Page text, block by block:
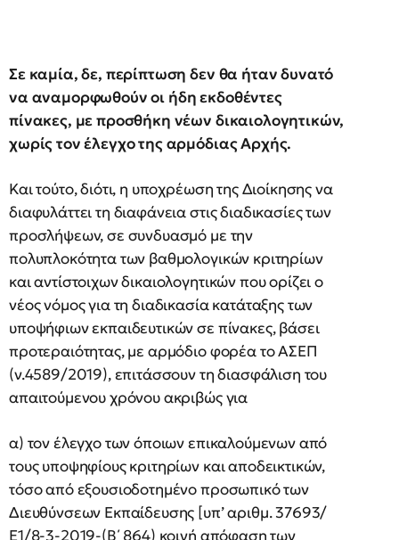
Σε καμία, δε, περίπτωση δεν θα ήταν δυνατό
να αναμορφωθούν οι ήδη εκδοθέντες
πίνακες, με προσθήκη νέων δικαιολογητικών,
χωρίς τον έλεγχο της αρμόδιας Αρχής.
Και τούτο, διότι, η υποχρέωση της Διοίκησης να
διαφυλάττει τη διαφάνεια στις διαδικασίες των
προσλήψεων, σε συνδυασμό με την
πολυπλοκότητα των βαθμολογικών κριτηρίων
και αντίστοιχων δικαιολογητικών που ορίζει ο
νέος νόμος για τη διαδικασία κατάταξης των
υποψήφιων εκπαιδευτικών σε πίνακες, βάσει
προτεραιότητας, με αρμόδιο φορέα το ΑΣΕΠ
(ν.4589/2019), επιτάσσουν τη διασφάλιση του
απαιτούμενου χρόνου ακριβώς για
α) τον έλεγχο των όποιων επικαλούμενων από
τους υποψηφίους κριτηρίων και αποδεικτικών,
τόσο από εξουσιοδοτημένο προσωπικό των
Διευθύνσεων Εκπαίδευσης [υπ’ αριθμ. 37693/
Ε1/8-3-2019-(Β΄ 864) κοινή απόφαση των